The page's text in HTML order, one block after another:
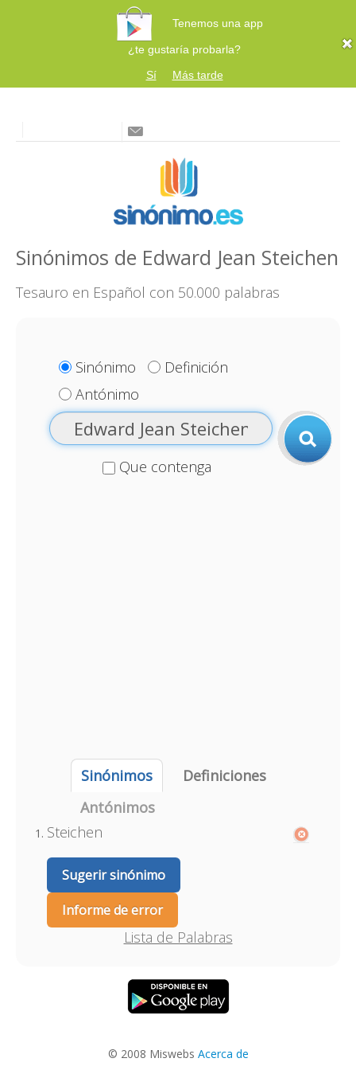
Tenemos una app
¿te gustaría probarla?
Sí
Más tarde
Sinónimos de Edward Jean Steichen
Tesauro en Español con 50.000 palabras
Sinónimo
Definición
Antónimo
Que contenga
Sinónimos
Definiciones
Antónimos
Steichen
Sugerir sinónimo
Informe de error
Lista de Palabras
© 2008 Miswebs Acerca de